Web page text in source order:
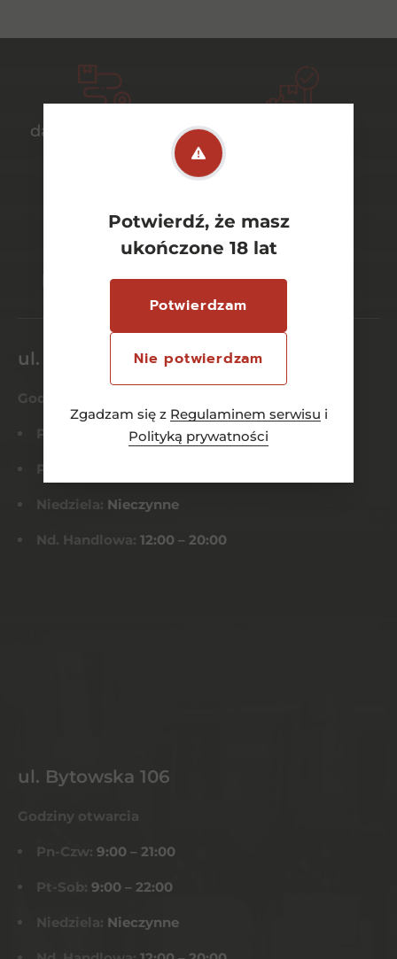
Potwierdź, że masz
ukończone 18 lat
Potwierdzam
Nie potwierdzam
Zgadzam się z Regulaminem serwisu i
Polityką prywatności
darmowa dostawa
bezpieczne
płatności online
szeroki wybór
asortymentu
ul. Dworcowa 26/6
Godziny otwarcia
Pn-Czw: 8:00 – 21:00
Pt-Sob:
Niedziela: Nieczynne
Nd. Handlowa: 12:00 – 20:00
ul. Bytowska 106
Godziny otwarcia
Pn-Czw: 9:00 – 21:00
Pt-Sob: 9:00 – 22:00
Niedziela: Nieczynne